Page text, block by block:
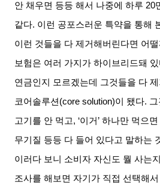
안 채우면 등등 해서 나중에 하루 20
같다. 이런 공포스러운 특약을 통해
이런 것들을 다 제거해버린다면 어
보험은 여러 가지가 하이브리드돼
연금인지 모르겠는데 그것들을 다
코어솔루션(core solution)이 됐다.
고기를 안 먹고, ‘이거 ’하나만 먹으면
무기질 등등 다 들어 있다고 말하는
이러다 보니 소비자 자신도 뭘 사는
조사를 해보면 자기가 직접 선택해